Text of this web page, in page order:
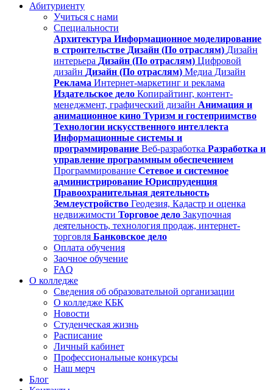
Абитуриенту
Учиться с нами
Специальности
Архитектура Информационное моделирование
в строительстве Дизайн (По отраслям) Дизайн
интерьера Дизайн (По отраслям) Цифровой
дизайн Дизайн (По отраслям) Медиа Дизайн
Реклама Интернет-маркетинг и реклама
Издательское дело Копирайтинг, контент-
менеджмент, графический дизайн Анимация и
анимационное кино Туризм и гостеприимство
Технологии искусственного интеллекта
Информационные системы и
программирование Веб-разработка Разработка и
управление программным обеспечением
Программирование Сетевое и системное
администрирование Юриспруденция
Правоохранительная деятельность
Землеустройство Геодезия, Кадастр и оценка
недвижимости Торговое дело Закупочная
деятельность, технология продаж, интернет-
торговля Банковское дело
Оплата обучения
Заочное обучение
FAQ
О колледже
Сведения об образовательной организации
О колледже КБК
Новости
Студенческая жизнь
Расписание
Личный кабинет
Профессиональные конкурсы
Наш мерч
Блог